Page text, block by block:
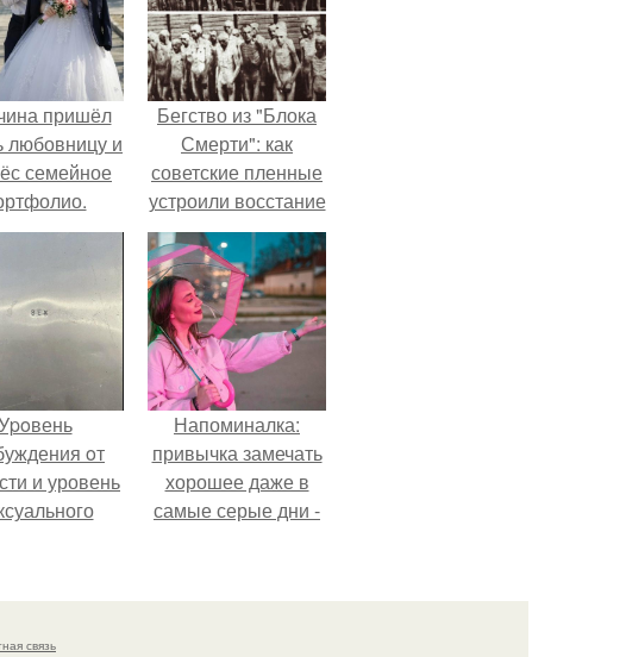
пришёл
любовницу и
семейное
Бегство из "Блока
Смерти": как
советские пленные
устроили восстание
в концлагере.
oт
и уровень
Напоминалка:
привычка замечать
хорошее даже в
самые серые дни -
саморазвитию.
связь